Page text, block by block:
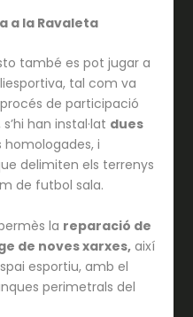
a la Ravaleta
també es pot jugar a
tal com va
de participació
han instal·lat dues
i
delimiten els terrenys
de futbol sala.
la reparació de
de noves xarxes,així
esportiu, amb el
perimetrals del